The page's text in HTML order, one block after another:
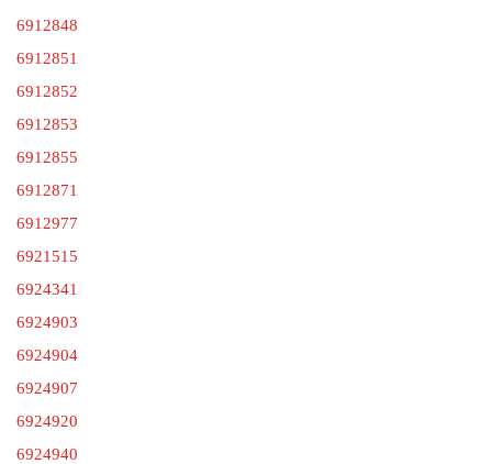
6912848
6912851
6912852
6912853
6912855
6912871
6912977
6921515
6924341
6924903
6924904
6924907
6924920
6924940